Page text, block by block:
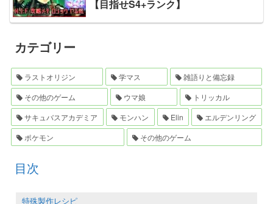
【目指せS4+ランク】
カテゴリー
ラストオリジン 学マス
雑語りと備忘録
その他のゲーム
ウマ娘
トリッカル
サキュバスアカデミア
モンハン Elin
エルデンリング
ポケモン
その他のゲーム
目次
特殊製作レシピ